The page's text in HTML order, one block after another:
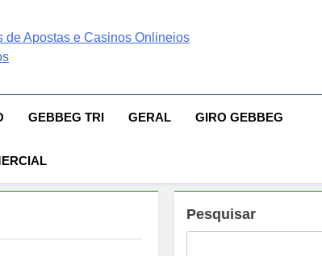
Sensual | Sexo |
Onlineios
Sexy Gebbeg People! Musas Brasileiras Sensual
GEBBEG TRI GERAL GIRO GEBBEG
Pesquisar